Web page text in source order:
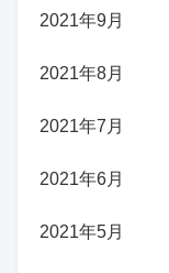
2021年9月
2021年8月
2021年7月
2021年6月
2021年5月